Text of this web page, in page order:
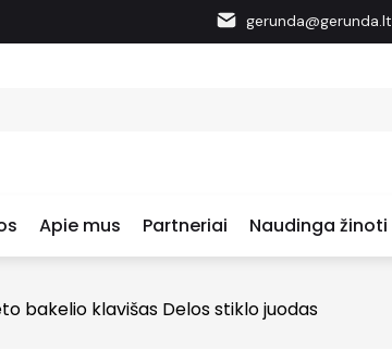
gerunda@gerunda.lt
Apie mus Partneriai Naudinga žinoti
bakelio klavišas Delos stiklo juodas